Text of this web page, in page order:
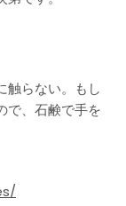
触らない。もし
で、石鹸で手を